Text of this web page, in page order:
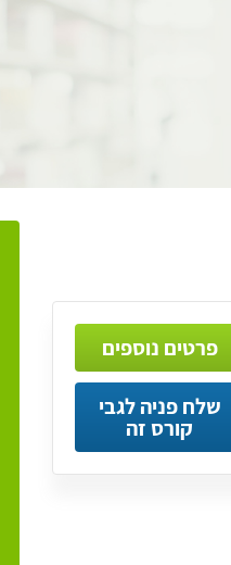
פרטים נוספים
שלח פניה לגבי
קורס זה